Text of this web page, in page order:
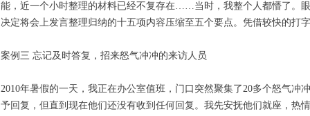
能，近一个小时整理的材料已经不复存在……当时，我整个人都懵了。
决定将会上发言整理归纳的十五项内容压缩至五个要点。凭借较快的
案例三 忘记及时答复，招来怒气冲冲的来访人员
2010年暑假的一天，我正在办公室值班，门口突然聚集了20多个怒气
予回复，但直到现在他们还没有收到任何回复。我先安抚他们就座，热